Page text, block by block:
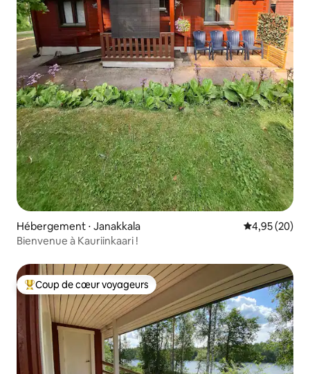
Hébergement ⋅ Janakkala Évaluation
4,95 (20)
Bienvenue à Kauriinkaari !
Coups de cœur voyageurs les plus appréciés
Coup de cœur voyageurs